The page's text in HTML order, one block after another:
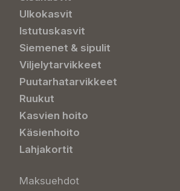
Ulkokasvit
Istutuskasvit
Siemenet & sipulit
Viljelytarvikkeet
Puutarhatarvikkeet
Ruukut
Kasvien hoito
Käsienhoito
Lahjakortit
Maksuehdot